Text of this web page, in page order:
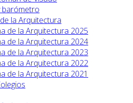
barómetro
la Arquitectura
de la Arquitectura 2025
de la Arquitectura 2024
de la Arquitectura 2023
de la Arquitectura 2022
de la Arquitectura 2021